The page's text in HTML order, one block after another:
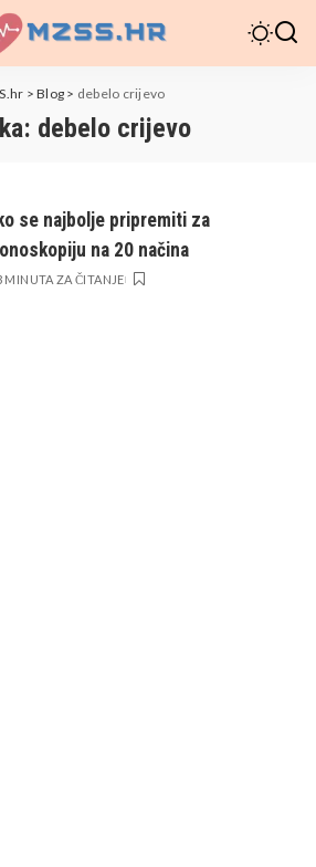
>Blog > debelo crijevo
debelo crijevo
se najbolje pripremiti za
na 20 načina
MINUTA ZA ČITANJE